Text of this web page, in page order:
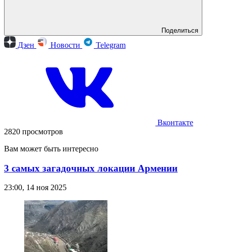
Поделиться
Дзен Новости Telegram
Вконтакте
2820 просмотров
Вам может быть интересно
3 самых загадочных локации Армении
23:00, 14 ноя 2025